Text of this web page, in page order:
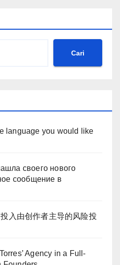
Cari
language you would like
своего нового
сообщение в
入由创作者主导的风险投
Agency in a Full-